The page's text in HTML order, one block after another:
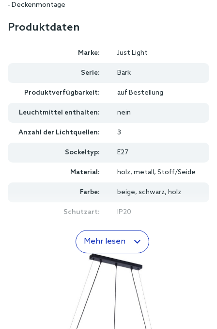
- Deckenmontage
Produktdaten
Marke: Just Light
Serie: Bark
Produktverfügbarkeit: auf Bestellung
Leuchtmittel enthalten: nein
Anzahl der Lichtquellen: 3
Sockeltyp: E27
Material: holz, metall, Stoff/Seide
Farbe: beige, schwarz, holz
Schutzart: IP20
Mehr lesen